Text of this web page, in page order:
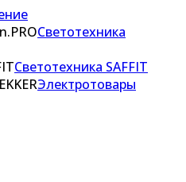
Светотехника
Светотехника SAFFIT
Электротовары